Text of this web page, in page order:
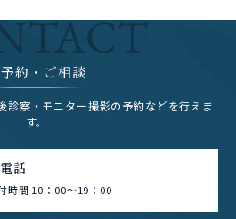
約・ご相談
診察・モニター撮影の予約などを行えま
す。
話
時間 10：00～19：00